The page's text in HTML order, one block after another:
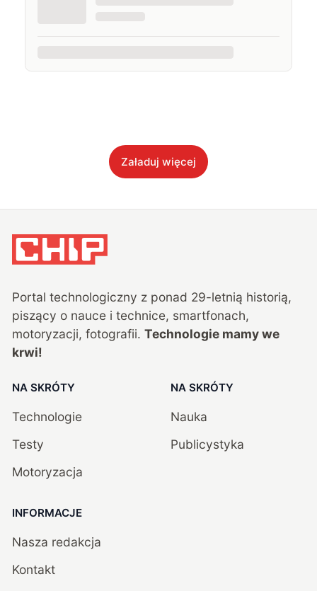
Załaduj więcej
Portal technologiczny z ponad 29-letnią historią,
piszący o nauce i technice, smartfonach,
motoryzacji, fotografii. Technologie mamy we
krwi!
NA SKRÓTY
Technologie
Testy
Motoryzacja
NA SKRÓTY
Nauka
Publicystyka
INFORMACJE
Nasza redakcja
Kontakt